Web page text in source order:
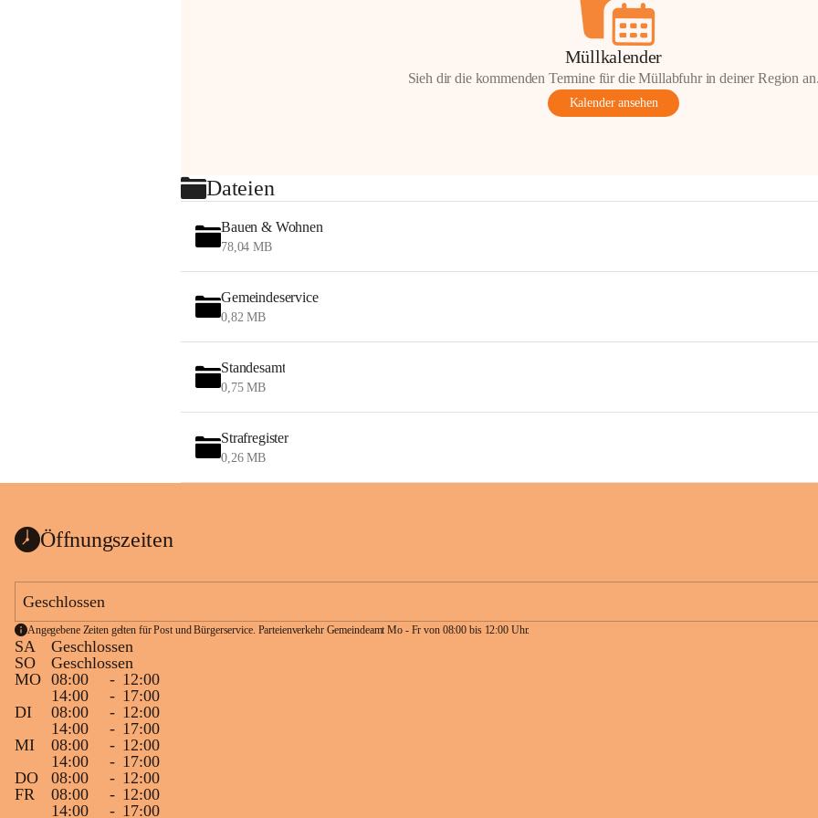
Müllkalender
Sieh dir die kommenden Termine für die Müllabfuhr in deiner Region
Kalender ansehen
Dateien
Bauen & Wohnen
78,04 MB
Gemeindeservice
0,82 MB
Standesamt
0,75 MB
Strafregister
0,26 MB
Öffnungszeiten
Geschlossen
Angegebene Zeiten gelten für Post und Bürgerservice. Parteienverkehr Gemeindeamt Mo - Fr von 08:00 bis 12:00 Uhr.
SA
Geschlossen
SO
Geschlossen
MO 08:00 - 12:00
14:00
- 17:00
DI
08:00 - 12:00
14:00
- 17:00
MI
08:00 - 12:00
14:00
- 17:00
DO
08:00 - 12:00
FR
08:00 - 12:00
14:00
- 17:00